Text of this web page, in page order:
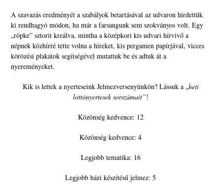
A szavazás eredményét a szabályok betartásával az udvaron hirdettük
ki rendhagyó módon, ha már a farsangunk sem szokványos volt. Egy
„röpke” sztorit kreálva, mintha a középkori kis udvari hírvivő a
népnek közhírré tette volna a híreket, kis pergamen papírjával, vicces
körözési plakátok segítségével mutattuk be és adtuk át a
nyereményeket.
Kik is lettek a nyerteseink Jelmezversenyünkön? Lássuk a „heti
lottónyertesek sorszámait”!
Közönség kedvence: 12
Közönség kedvence: 4
Legjobb tematika: 16
Legjobb házi készítésű jelmez: 5